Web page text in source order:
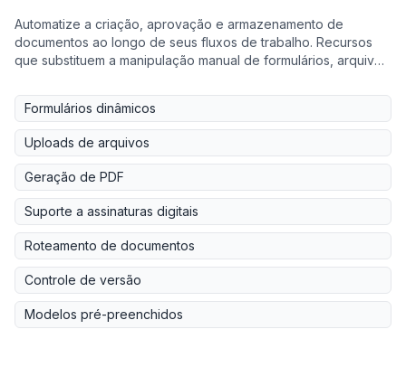
Automatize a criação, aprovação e armazenamento de
documentos ao longo de seus fluxos de trabalho. Recursos
que substituem a manipulação manual de formulários, arquivos
Formulários dinâmicos
Uploads de arquivos
Geração de PDF
Suporte a assinaturas digitais
Roteamento de documentos
Controle de versão
Modelos pré-preenchidos